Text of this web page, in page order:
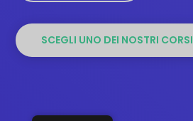
SCEGLI UNO DEI NOSTRI CORSI